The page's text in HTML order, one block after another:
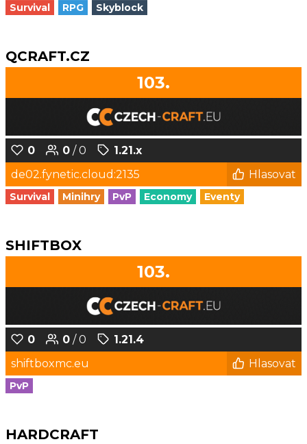
Survival RPG Skyblock
QCRAFT.CZ
103.
0 0 / 0
1.21.x
de02.fynetic.cloud:2135
Hlasovat
Survival Minihry PvP Economy Eventy
SHIFTBOX
103.
0 0 / 0
1.21.4
shiftboxmc.eu
Hlasovat
PvP
HARDCRAFT